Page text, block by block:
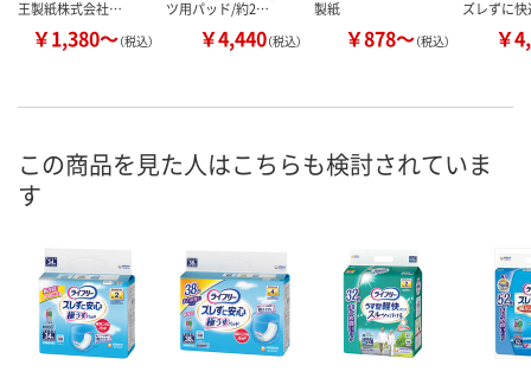
王製紙株式会社…
￥1,380～（税込）
ツ用パッド/約2…
￥4,440（税込）
製紙
￥878～（税込）
ズレずに
￥
この商品を見た人はこちらも検討されていま
す